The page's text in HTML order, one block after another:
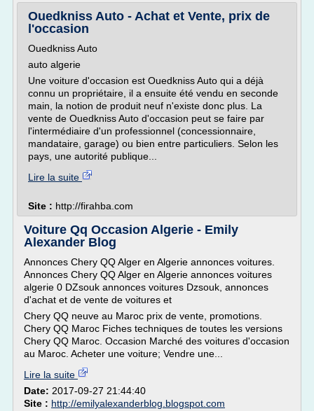
Ouedkniss Auto - Achat et Vente, prix de
l'occasion
Ouedkniss Auto
auto algerie
Une voiture d'occasion est Ouedkniss Auto qui a déjà
connu un propriétaire, il a ensuite été vendu en seconde
main, la notion de produit neuf n'existe donc plus. La
vente de Ouedkniss Auto d'occasion peut se faire par
l'intermédiaire d'un professionnel (concessionnaire,
mandataire, garage) ou bien entre particuliers. Selon les
pays, une autorité publique...
Lire la suite
Site : http://firahba.com
Voiture Qq Occasion Algerie - Emily
Alexander Blog
Annonces Chery QQ Alger en Algerie annonces voitures.
Annonces Chery QQ Alger en Algerie annonces voitures
algerie 0 DZsouk annonces voitures Dzsouk, annonces
d'achat et de vente de voitures et
Chery QQ neuve au Maroc prix de vente, promotions.
Chery QQ Maroc Fiches techniques de toutes les versions
Chery QQ Maroc. Occasion Marché des voitures d'occasion
au Maroc. Acheter une voiture; Vendre une...
Lire la suite
Date: 2017-09-27 21:44:40
Site : http://emilyalexanderblog.blogspot.com